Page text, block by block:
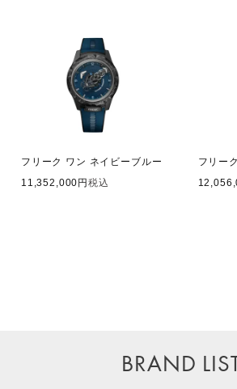
フリーク ワン ネイビーブルー
11,352,000
税込
フリー
BRAND